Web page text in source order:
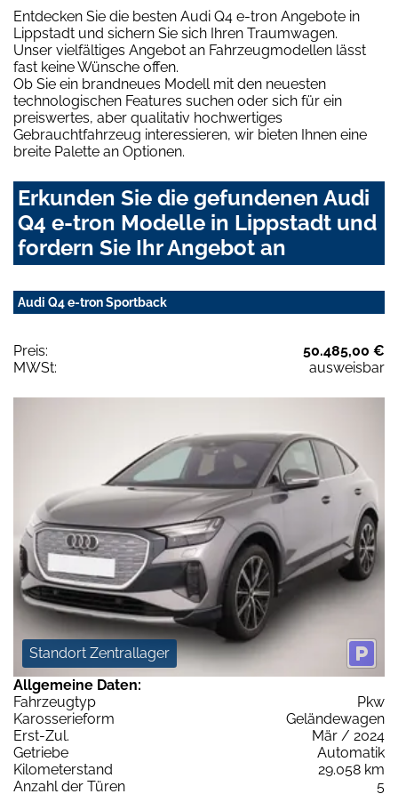
Entdecken Sie die besten Audi Q4 e-tron Angebote in
Lippstadt und sichern Sie sich Ihren Traumwagen.
Unser vielfältiges Angebot an Fahrzeugmodellen lässt
fast keine Wünsche offen.
Ob Sie ein brandneues Modell mit den neuesten
technologischen Features suchen oder sich für ein
preiswertes, aber qualitativ hochwertiges
Gebrauchtfahrzeug interessieren, wir bieten Ihnen eine
breite Palette an Optionen.
Erkunden Sie die gefundenen Audi
Q4 e-tron Modelle in Lippstadt und
fordern Sie Ihr Angebot an
Audi Q4 e-tron Sportback
Preis:
50.485,00 €
MWSt:
ausweisbar
Standort Zentrallager
Allgemeine Daten:
Fahrzeugtyp
Pkw
Karosserieform
Geländewagen
Erst-Zul.
Mär / 2024
Getriebe
Automatik
Kilometerstand
29.058 km
Anzahl der Türen
5